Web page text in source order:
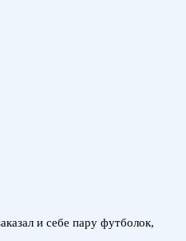
и себе пару футболок,